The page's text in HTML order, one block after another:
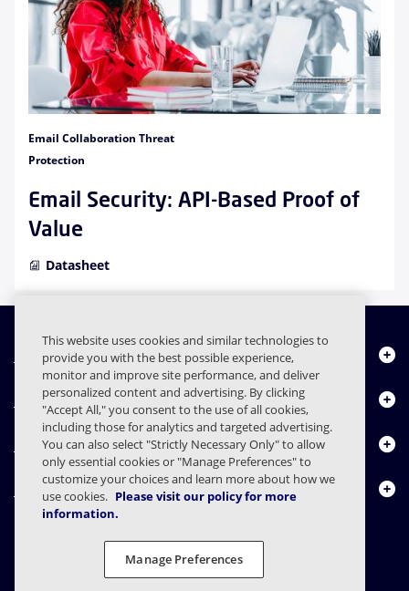
Email Collaboration Threat
Protection
Email Security: API-Based Proof of
Value
Datasheet
Quiénes somos
Productos
Centro de Recursos
Contáctenos
Contratos Declaración de privacidad Legal
This website uses cookies and similar technologies to
provide you with the best possible experience,
monitor and improve site performance, and deliver
personalized content and advertising. By clicking
"Accept All," you consent to the use of all cookies,
including those for analytics and targeted advertising.
You can also select "Strictly Necessary Only" to allow
only essential cookies or "Manage Preferences" to
customize your choices and learn more about how we
use cookies. Please visit our policy for more
information.
Manage Preferences